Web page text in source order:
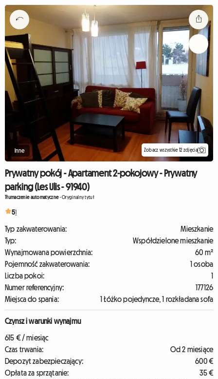
Inne Zobacz wszystkie 12 zdjęcia
Prywatny pokój - Apartament 2-pokojowy - Prywatny
parking (Les Ulis - 91940)
Tłumaczenie automatyczne-Oryginalny tytuł
51
Typ zakwaterowania:
Mieszkanie
Typ:
Współdzielone mieszkanie
Wynajmowana powierzchnia:
60 m²
Pojemność zakwaterowania:
1 osoba
Liczba pokoi:
1
Numer referencyjny:
177126
Miejsca do spania:
1 Łóżko pojedyncze, 1 rozkładana sofa
Czynsz i warunki wynajmu
615 € / miesiąc
Czas trwania:
Od 2 miesiące
Depozyt zabezpieczający:
600 €
Opłata za sprzątanie:
35 €